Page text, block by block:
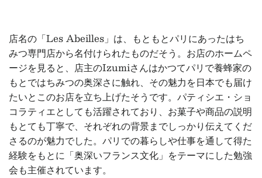
店名の「Les Abeilles」は、もともとパリにあったはち
みつ専門店から名付けられたものだそう。お店のホームペ
ージを見ると、店主のIzumiさんはかつてパリで養蜂家の
もとではちみつの奥深さに触れ、その魅力を日本でも届け
たいとこのお店を立ち上げたそうです。パティシエ・ショ
コラティエとしても活躍されており、お菓子や商品の説明
もとても丁寧で、それぞれの背景までしっかり伝えてくだ
さるのが魅力でした。パリでの暮らしや仕事を通して得た
経験をもとに「奥深いフランス文化」をテーマにした勉強
会も主催されています。